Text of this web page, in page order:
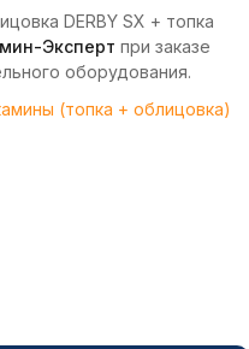
DERBY SX + топка
Эксперт при заказе
оборудования.
(топка + облицовка)